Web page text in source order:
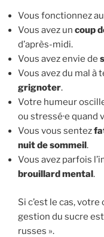
Vous fonctionnez au
Vous avez un coup
d’après-midi.
Vous avez envie de
Vous avez du mal à
grignoter.
Votre humeur
ou stressé·e quand
Vous vous sentez
nuit de sommeil .
Vous avez parfois
brouillard mental .
Si c’est le cas,
gestion du sucre
russes ».